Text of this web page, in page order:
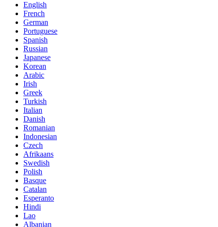
English
French
German
Portuguese
Spanish
Russian
Japanese
Korean
Arabic
Irish
Greek
Turkish
Italian
Danish
Romanian
Indonesian
Czech
Afrikaans
Swedish
Polish
Basque
Catalan
Esperanto
Hindi
Lao
Albanian